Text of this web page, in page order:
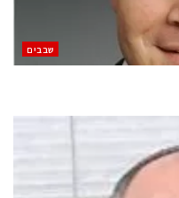
‫שבבים‬